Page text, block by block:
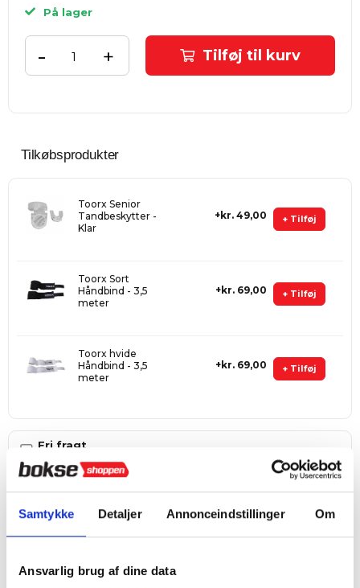
Samtykke Detaljer Annonceindstillinger Om
Ansvarlig brug af dine data
På lager
+
- Tilføj til kurv
Tilkøbsprodukter
+ Tilføj
Toorx Senior
Tandbeskytter -
Klar
kr. 49,00
+ Tilføj
Toorx Sort
Håndbind - 3,5
meter
kr. 69,00
+ Tilføj
Toorx hvide
Håndbind - 3,5
meter
kr. 69,00
Fri fragt
Verificeret webshop